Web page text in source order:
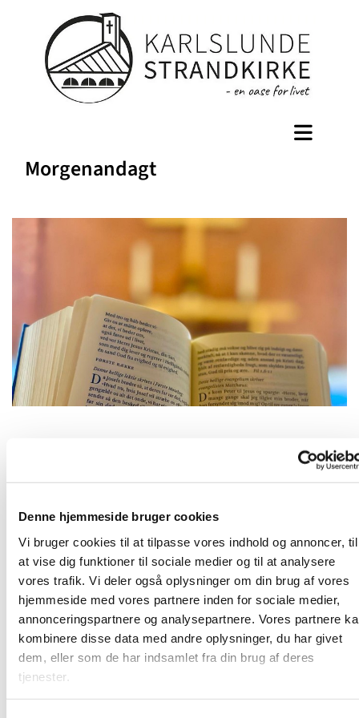
Denne hjemmeside bruger cookies
Vi bruger cookies til at tilpasse vores indhold og annoncer, til
at vise dig funktioner til sociale medier og til at analysere
vores trafik. Vi deler også oplysninger om din brug af vores
hjemmeside med vores partnere inden for sociale medier,
annonceringspartnere og analysepartnere. Vores partnere
kombinere disse data med andre oplysninger, du har givet
dem, eller som de har indsamlet fra din brug af deres
tjenester.
Morgenandagt
Fredag 18. juni 2027, kl. 09:00
2690 Karlslunde
Frivillige og ansatte mødes til morgenandagt. Her taler vi
om det, som vi gerne vil have bedt en bøn for, og vi synger
et par sange. Bagefter er der kaffe. Vi sidder i "bunden" af
kirkerummet (sideskibet) - så kom ind og vær med!